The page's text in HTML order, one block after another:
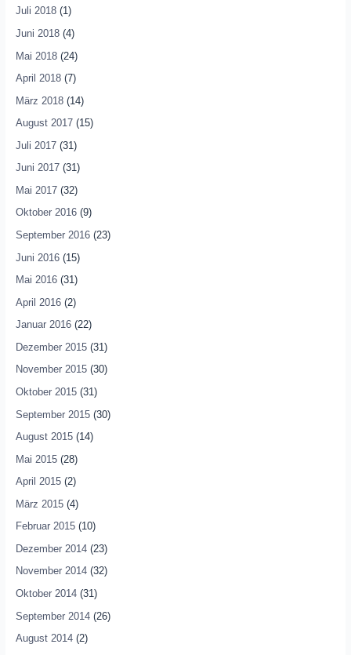
Juli 2018(1)
Juni 2018(4)
Mai 2018(24)
April 2018(7)
März 2018(14)
August 2017(15)
Juli 2017(31)
Juni 2017(31)
Mai 2017(32)
Oktober 2016(9)
September 2016(23)
Juni 2016(15)
Mai 2016(31)
April 2016(2)
Januar 2016(22)
Dezember 2015(31)
November 2015(30)
Oktober 2015(31)
September 2015(30)
August 2015(14)
Mai 2015(28)
April 2015(2)
März 2015(4)
Februar 2015(10)
Dezember 2014(23)
November 2014(32)
Oktober 2014(31)
September 2014(26)
August 2014(2)